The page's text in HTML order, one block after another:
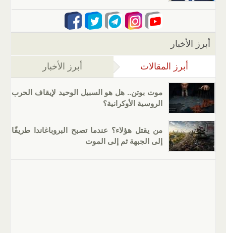
أبرز الأخبار
أبرز المقالات (علامة التبويب النشطة)
أبرز الأخبار
موت بوتن.. هل هو السبيل الوحيد لإيقاف الحرب
الروسية الأوكرانية؟
من يقتل هؤلاء؟ عندما تصبح البروباغاندا طريقًا
إلى الجبهة ثم إلى الموت